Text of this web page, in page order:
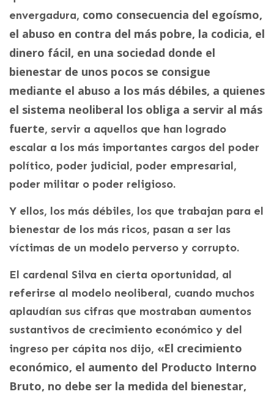
envergadura, como consecuencia del egoísmo,
el abuso en contra del más pobre, la codicia, el
dinero fácil, en una sociedad donde el
bienestar de unos pocos se consigue
mediante el abuso a los más débiles, a quienes
el sistema neoliberal los obliga a servir al más
fuerte, servir a aquellos que han logrado
escalar a los más importantes cargos del poder
político, poder judicial, poder empresarial,
poder militar o poder religioso.
Y ellos, los más débiles, los que trabajan para el
bienestar de los más ricos, pasan a ser las
víctimas de un modelo perverso y corrupto.
El cardenal Silva en cierta oportunidad, al
referirse al modelo neoliberal, cuando muchos
aplaudían sus cifras que mostraban aumentos
sustantivos de crecimiento económico y del
ingreso per cápita nos dijo, «El crecimiento
económico, el aumento del Producto Interno
Bruto, no debe ser la medida del bienestar,